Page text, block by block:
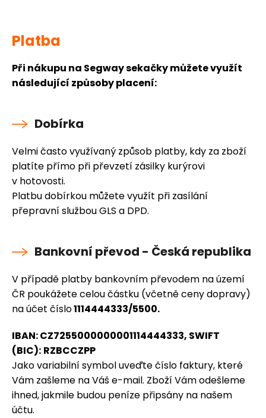
Platba
Při nákupu na Segway sekačky můžete využít
následující způsoby placení:
Dobírka
Velmi často využívaný způsob platby, kdy za zboží
platíte přímo při převzetí zásilky kurýrovi
v hotovosti.
Platbu dobírkou můžete využít při zasílání
přepravní službou GLS a DPD.
Bankovní převod - Česká republika
V případě platby bankovním převodem na území
ČR poukážete celou částku (včetně ceny dopravy)
na účet číslo1114444333/5500.
IBAN: CZ7255000000001114444333, SWIFT
(BIC): RZBCCZPP
Jako variabilní symbol uveďte číslo faktury, které
Vám zašleme na Váš e-mail. Zboží Vám odešleme
ihned, jakmile budou peníze připsány na našem
účtu.